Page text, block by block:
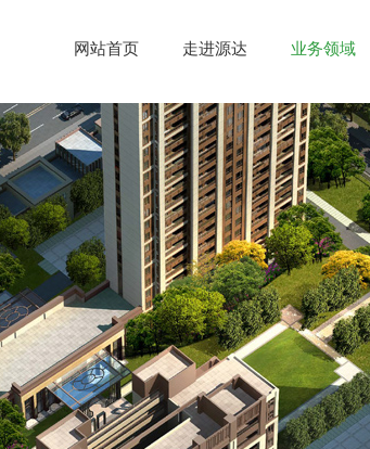
网站首页 走进源达 业务领域